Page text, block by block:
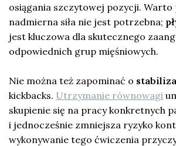
osiągania szczytowej pozycji. Warto
nadmierna siła nie jest potrzebna;
jest kluczowa dla skutecznego
odpowiednich grup mięśniowych.
Nie można też zapominać o
kickbacks. Utrzymanie równowagi
skupienie się na pracy konkretnych
i jednocześnie zmniejsza ryzyko
wykonywanie tego ćwiczenia